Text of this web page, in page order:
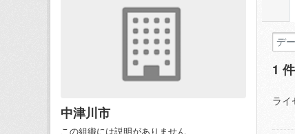
中津川市
この組織には説明がありません
1
ライ